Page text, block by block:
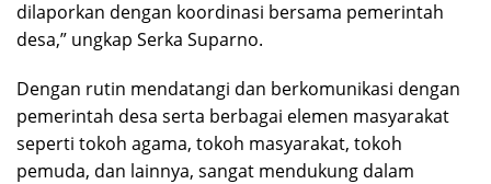
dilaporkan dengan koordinasi bersama pemerintah
desa,” ungkap Serka Suparno.
Dengan rutin mendatangi dan berkomunikasi dengan
pemerintah desa serta berbagai elemen masyarakat
seperti tokoh agama, tokoh masyarakat, tokoh
pemuda, dan lainnya, sangat mendukung dalam